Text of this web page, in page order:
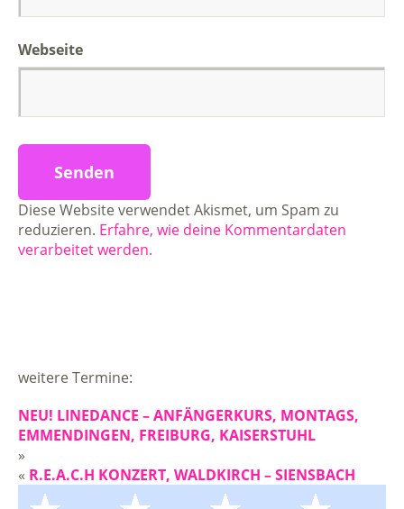
Webseite
Diese Website verwendet Akismet, um Spam zu
reduzieren. Erfahre, wie deine Kommentardaten
verarbeitet werden.
weitere Termine:
NEU! LINEDANCE – ANFÄNGERKURS, MONTAGS,
EMMENDINGEN, FREIBURG, KAISERSTUHL
»
« R.E.A.C.H KONZERT, WALDKIRCH – SIENSBACH